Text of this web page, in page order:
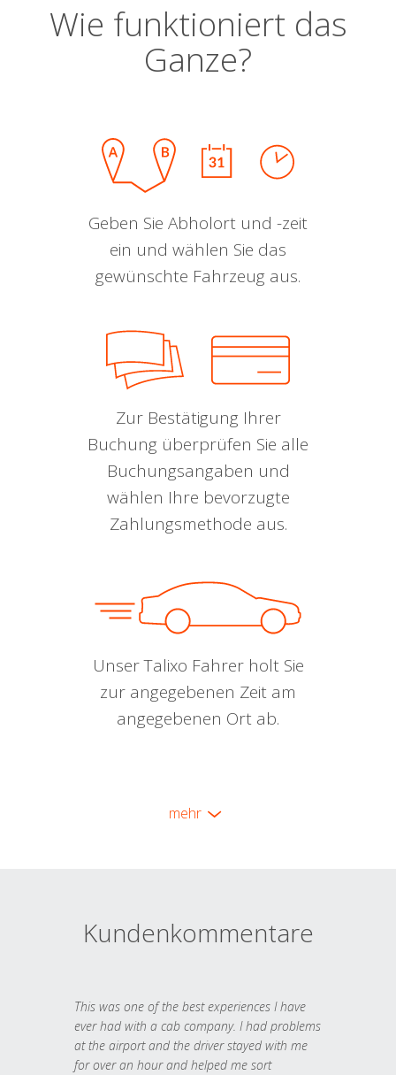
Wie funktioniert das
Ganze?
Geben Sie Abholort und -zeit
ein und wählen Sie das
gewünschte Fahrzeug aus.
Zur Bestätigung Ihrer
Buchung überprüfen Sie alle
Buchungsangaben und
wählen Ihre bevorzugte
Zahlungsmethode aus.
Unser Talixo Fahrer holt Sie
zur angegebenen Zeit am
angegebenen Ort ab.
mehr
Kundenkommentare
This was one of the best experiences I have
ever had with a cab company. I had problems
at the airport and the driver stayed with me
for over an hour and helped me sort